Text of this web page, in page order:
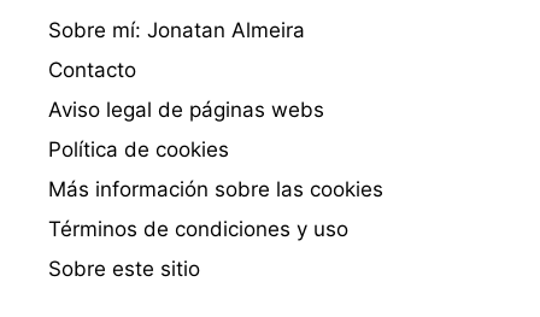
Sobre mí: Jonatan Almeira
Contacto
Aviso legal de páginas webs
Política de cookies
Más información sobre las cookies
Términos de condiciones y uso
Sobre este sitio